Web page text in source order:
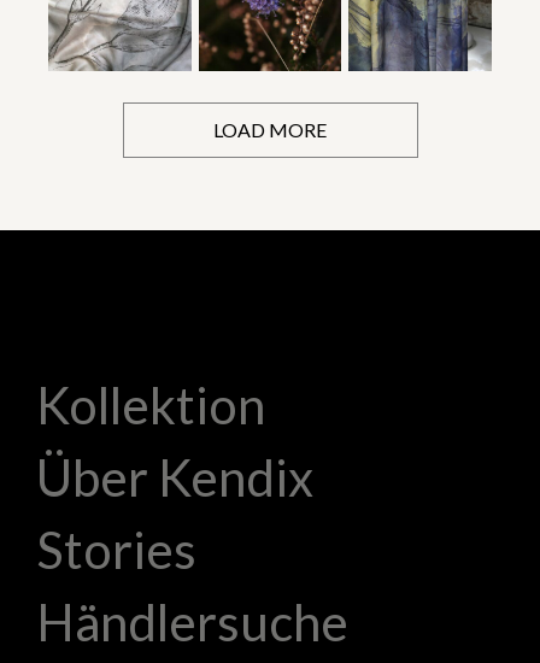
LOAD MORE
Kollektion
Über Kendix
Stories
Händlersuche